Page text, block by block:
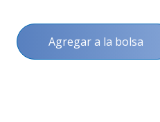
Agregar a la bolsa